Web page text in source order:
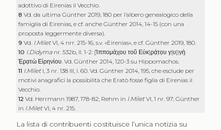
adottivo di Eirenias il Vecchio.
8Vd. da ultima Günther 2019, 180 per l’albero genealogico della
famiglia di Eirenias, e cf. anche Günther 2014, 14-15 (con una
proposta leggermente diversa).
9Vd. I.MiletVI, 4 nrr. 215-16, s.v. «Eirenias», e cf. Günther 2019, 180.
10 I.Didyma nr. 532b, ll. 1-2: [Ἱππομάχου τοῦ Εὐκ]ρ̣ά̣τ̣ο̣υ γ̣[υ]|ν̣ὴ̣
Ἐ̣ρ̣α̣τὼ Εἰρηνίου . Vd. Günther 2014, 120-3 su Hippomachos.
11 I.MiletI, 3 nr. 138 III, l. 60. Vd. Günther 2014, 195, che esclude per
motivi anagrafici la possibilità che Eratò fosse figlia di Eirenias il
Vecchio.
12Vd. Herrmann 1987, 178-82; Rehm in I.MiletVI, 1 nr. 97; Günther
in I.MiletVI, 4 nr. 215.
La lista di contribuenti costituisce l’unica notizia su